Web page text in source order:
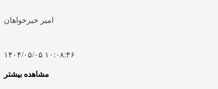
امیر خیرخواهان
۱۴۰۴/۰۵/۰۵ ۱۰:۰۸:۴۶
مشاهده بیشتر